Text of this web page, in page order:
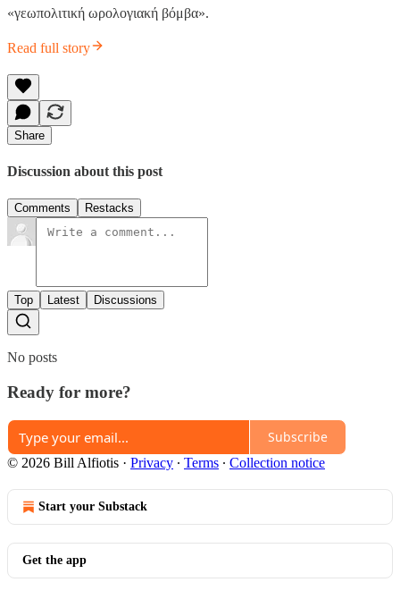
«γεωπολιτική ωρολογιακή βόμβα».
Read full story
Share
Discussion about this post
Comments Restacks
Top Latest Discussions
No posts
Ready for more?
Subscribe
© 2026 Bill Alfiotis · Privacy ∙ Terms ∙ Collection notice
Start your Substack
Get the app